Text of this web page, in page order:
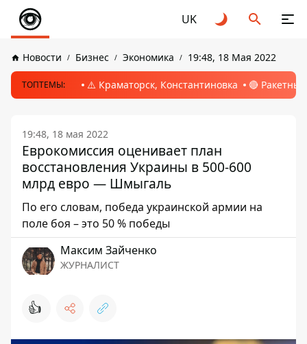
UK
Новости Бизнес Экономика 19:48, 18 Мая 2022
ТОПТЕМЫ: ⚠️ Краматорск, Константиновка 🔴
19:48, 18 мая 2022
Еврокомиссия оценивает план
восстановления Украины в 500-600
млрд евро — Шмыгаль
По его словам, победа украинской армии на
поле боя – это 50 % победы
Максим Зайченко
ЖУРНАЛИСТ
👍